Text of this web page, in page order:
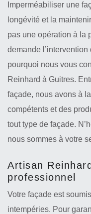
Imperméabiliser une
longévité et la
pas une opération à la
demande l’intervention
pourquoi nous vous
Reinhard à Guitres.
façade, nous avons à
compétents et des
tout type de façade.
nous sommes à votre
Artisan
professionnel
Votre façade est
intempéries. Pour